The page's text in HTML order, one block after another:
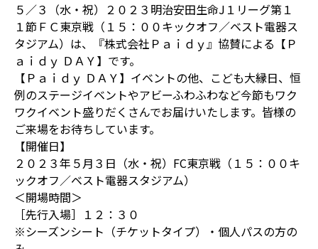
５／３（水・祝）２０２３明治安田生命J１リーグ第１
１節ＦＣ東京戦（１５：００キックオフ／ベスト電器ス
タジアム）は、『株式会社Ｐａｉｄｙ』協賛による【Ｐ
ａｉｄｙ ＤＡＹ】です。
【Ｐａｉｄｙ ＤＡＹ】イベントの他、こども大縁日、恒
例のステージイベントやアビーふわふわなど今節もワク
ワクイベント盛りだくさんでお届けいたします。皆様の
ご来場をお待ちしています。
【開催日】
２０２３年５月３日（水・祝）FC東京戦（１５：００キ
ックオフ／ベスト電器スタジアム）
＜開場時間＞
［先行入場］１２：３０
※シーズンシート（チケットタイプ）・個人パスの方の